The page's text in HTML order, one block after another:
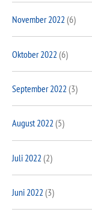
November 2022 (6)
Oktober 2022 (6)
September 2022 (3)
August 2022 (5)
Juli 2022 (2)
Juni 2022 (3)